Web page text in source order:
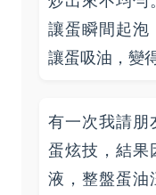
讓蛋瞬間起泡
讓蛋吸油，變
有一次我請朋
蛋炫技，結果
液，整盤蛋油